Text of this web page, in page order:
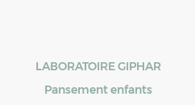
LABORATOIRE GIPHAR
Pansement enfants